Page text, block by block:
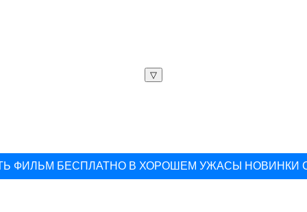
▽
ФИЛЬМ БЕСПЛАТНО В ХОРОШЕМ УЖАСЫ НОВИНКИ